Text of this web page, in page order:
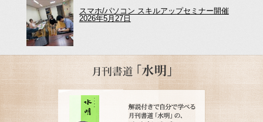
スマホ/パソコン スキルアップセミナー開催
2026年5月27日